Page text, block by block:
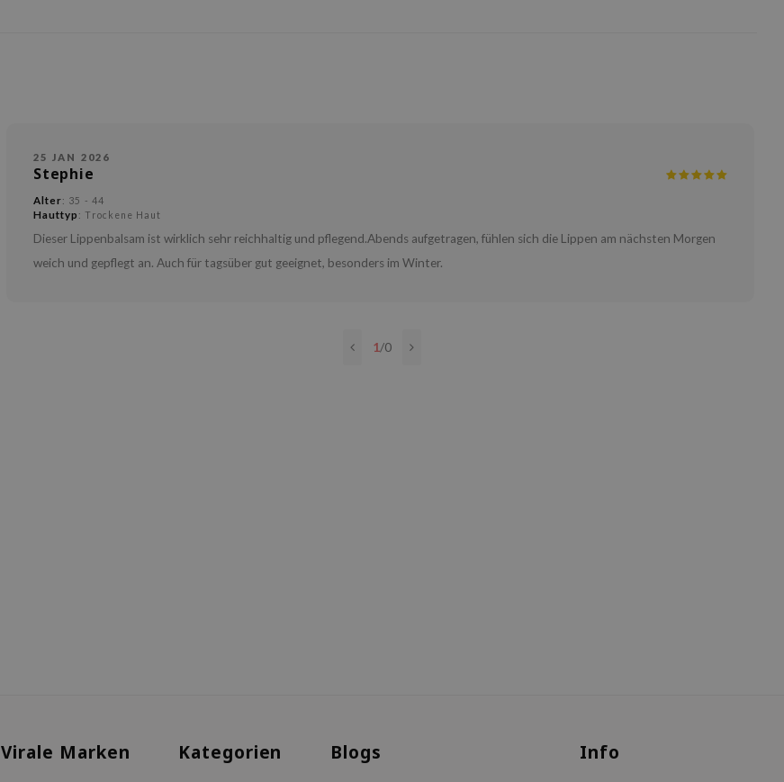
25 JAN 2026
Stephie
Alter: 35 - 44
Hauttyp : Trockene Haut
Dieser Lippenbalsam ist wirklich sehr reichhaltig und pflegend.Abends aufgetragen, fühlen sich die Lippen am nächsten Morgen
weich und gepflegt an. Auch für tagsüber gut geeignet, besonders im Winter.
1/0
Virale Marken Kategorien Blogs Info